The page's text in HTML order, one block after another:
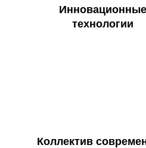
Инновационные
технологии
Коллектив